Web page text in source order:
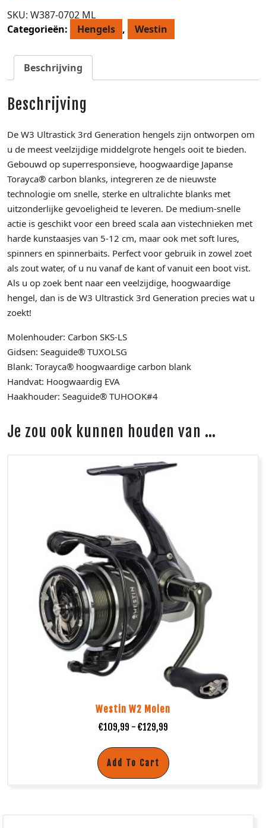
SKU: W387-0702 ML
Categorieën:
Hengels , Westin
Beschrijving
Beschrijving
De W3 Ultrastick 3rd Generation hengels zijn ontworpen om
u de meest veelzijdige middelgrote hengels ooit te bieden.
Gebouwd op superresponsieve, hoogwaardige Japanse
Torayca® carbon blanks, integreren ze de nieuwste
technologie om snelle, sterke en ultralichte blanks met
uitzonderlijke gevoeligheid te leveren. De medium-snelle
actie is geschikt voor een breed scala aan vistechnieken met
harde kunstaasjes van 5-12 cm, maar ook met soft lures,
spinners en spinnerbaits. Perfect voor gebruik in zowel zoet
als zout water, of u nu vanaf de kant of vanuit een boot vist.
Als u op zoek bent naar een veelzijdige, hoogwaardige
hengel, dan is de W3 Ultrastick 3rd Generation precies wat u
zoekt!
Molenhouder: Carbon SKS-LS
Gidsen: Seaguide® TUXOLSG
Blank: Torayca® hoogwaardige carbon blank
Handvat: Hoogwaardig EVA
Haakhouder: Seaguide® TUHOOK#4
Je zou ook kunnen houden van …
Westin W2 Molen
€109,99 - €129,99
Add To Cart